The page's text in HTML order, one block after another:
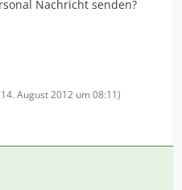
Nachricht senden?
14. August 2012 um 08:11)